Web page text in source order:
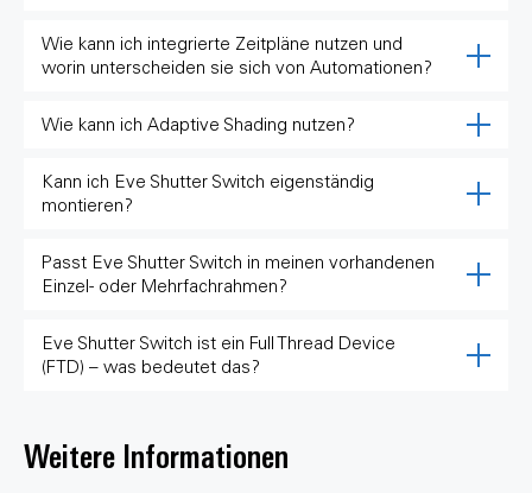
Wie kann ich integrierte Zeitpläne nutzen und
worin unterscheiden sie sich von Automationen?
Wie kann ich Adaptive Shading nutzen?
Kann ich Eve Shutter Switch eigenständig
montieren?
Passt Eve Shutter Switch in meinen vorhandenen
Einzel- oder Mehrfachrahmen?
Eve Shutter Switch ist ein Full Thread Device
(FTD) – was bedeutet das?
Weitere Informationen